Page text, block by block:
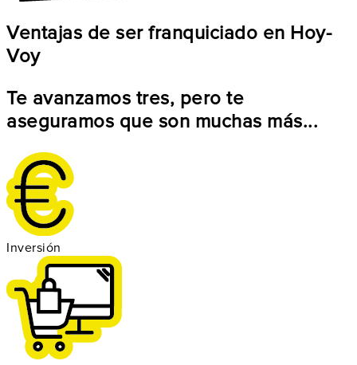
Ventajas de ser franquiciado en Hoy-
Voy
Te avanzamos tres, pero te
aseguramos que son muchas más...
Inversión